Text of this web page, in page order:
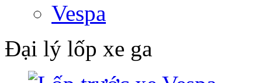
Vespa
Đại lý lốp xe ga